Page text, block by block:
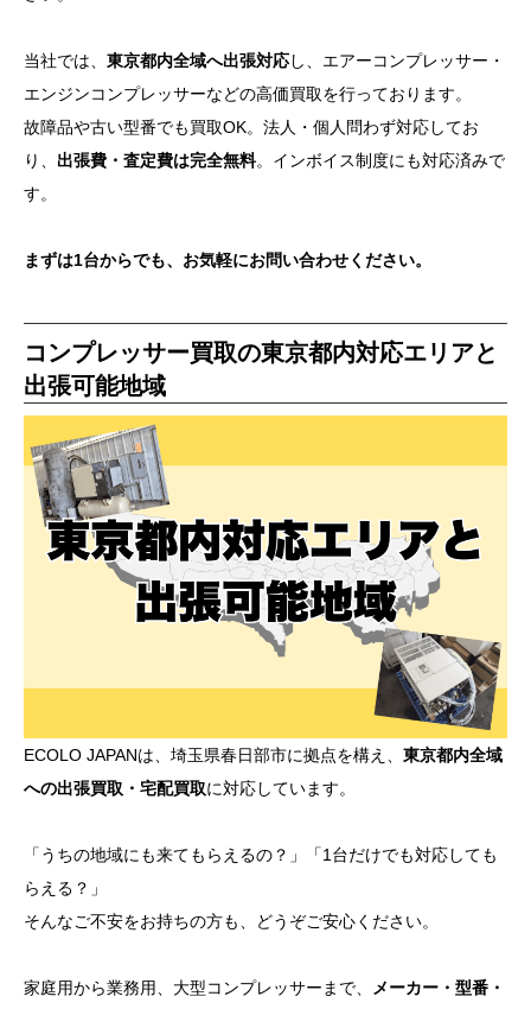
当社では、 東京都内全域へ出張対応し、エアーコンプレッサー・
エンジンコンプレッサーなどの高価買取を行っております。
故障品や古い型番でも買取OK。法人・個人問わず対応してお
り、 出張費・査定費は完全無料。インボイス制度にも対応済みで
す。
まずは1台からでも、お気軽にお問い合わせください。
コンプレッサー買取の東京都内対応エリアと
出張可能地域
ECOLO JAPANは、埼玉県春日部市に拠点を構え、 東京都内全域
への出張買取・宅配買取に対応しています。
「うちの地域にも来てもらえるの？」「1台だけでも対応しても
らえる？」
そんなご不安をお持ちの方も、どうぞご安心ください。
家庭用から業務用、大型コンプレッサーまで、
メーカー・型番・